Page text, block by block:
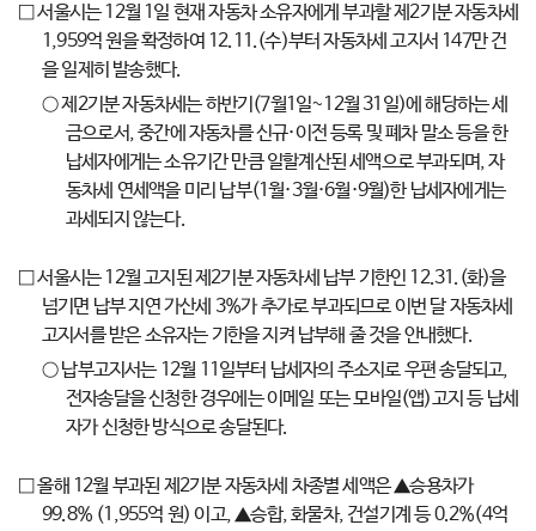
□ 서울시는 12월 1일 현재 자동차 소유자에게 부과할 제2기분 자동차세
1,959억 원을 확정하여 12.11.(수)부터 자동차세 고지서 147만 건
을 일제히 발송했다.
○ 제2기분 자동차세는 하반기(7월1일~12월 31일)에 해당하는 세
금으로서, 중간에 자동차를 신규·이전 등록 및 폐차 말소 등을 한
납세자에게는 소유기간 만큼 일할계산된 세액으로 부과되며, 자
동차세 연세액을 미리 납부(1월·3월·6월·9월)한 납세자에게는
과세되지 않는다.
□ 서울시는 12월 고지된 제2기분 자동차세 납부 기한인 12.31.(화)을
넘기면 납부 지연 가산세 3%가 추가로 부과되므로 이번 달 자동차세
고지서를 받은 소유자는 기한을 지켜 납부해 줄 것을 안내했다.
○ 납부고지서는 12월 11일부터 납세자의 주소지로 우편 송달되고,
전자송달을 신청한 경우에는 이메일 또는 모바일(앱)고지 등 납세
자가 신청한 방식으로 송달된다.
□ 올해 12월 부과된 제2기분 자동차세 차종별 세액은 ▲승용차가
99.8% (1,955억 원) 이고, ▲승합, 화물차, 건설기계 등 0.2%(4억